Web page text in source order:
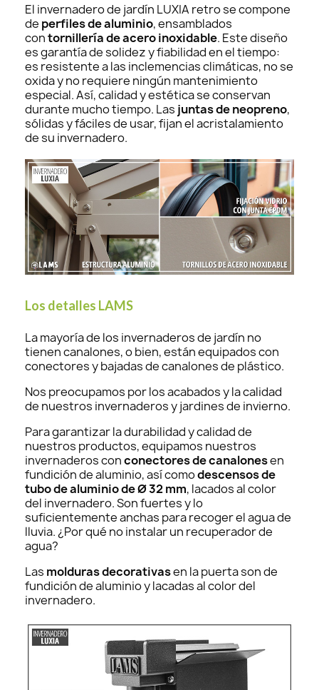
El invernadero de jardín LUXIA retro se compone
de perfiles de aluminio, ensamblados
contornillería de acero inoxidable. Este diseño
es garantía de solidez y fiabilidad en el tiempo:
es resistente a las inclemencias climáticas, no se
oxida y no requiere ningún mantenimiento
especial. Así, calidad y estética se conservan
durante mucho tiempo. Las juntas de neopreno,
sólidas y fáciles de usar, fijan el acristalamiento
de su invernadero.
Los detalles LAMS
La mayoría de los invernaderos de jardín no
tienen canalones, o bien, están equipados con
conectores y bajadas de canalones de plástico.
Nos preocupamos por los acabados y la calidad
de nuestros invernaderos y jardines de invierno.
Para garantizar la durabilidad y calidad de
nuestros productos, equipamos nuestros
invernaderos conconectores de canalonesen
fundición de aluminio, así comodescensos de
tubo de aluminio de Ø 32 mm, lacados al color
del invernadero. Son fuertes y lo
suficientemente anchas para recoger el agua de
lluvia. ¿Por qué no instalar un recuperador de
agua?
Las molduras decorativasen la puerta son de
fundición de aluminio y lacadas al color del
invernadero.